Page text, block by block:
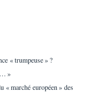
« trumpeuse » ?
»
marché européen » des